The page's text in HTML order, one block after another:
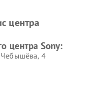
центра
центра Sony:
Чебышёва, 4